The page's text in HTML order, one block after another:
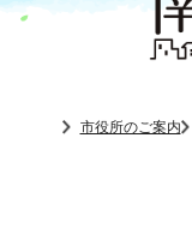
市役所のご案内